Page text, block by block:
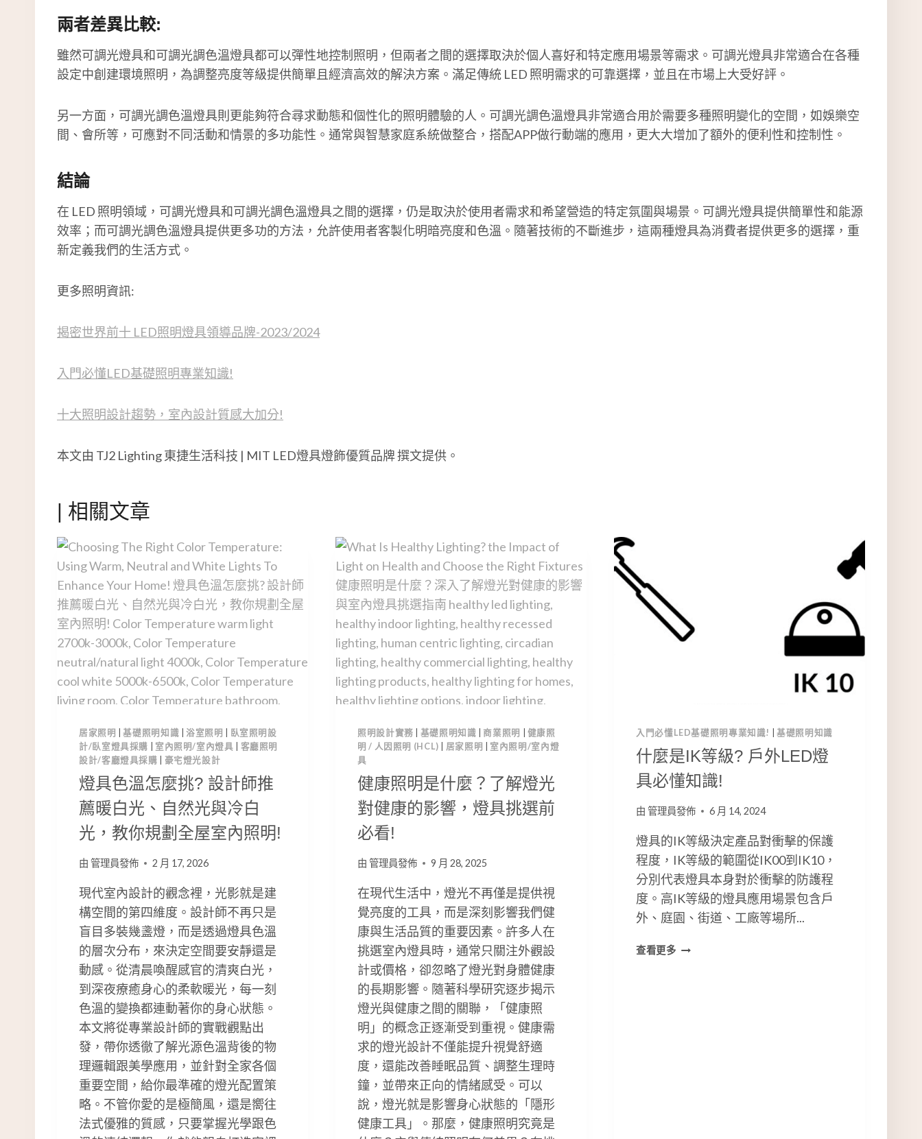
兩者差異比較:
雖然可調光燈具和可調光調色溫燈具都可以彈性地控制照明，但兩者之間的選擇取決於個人喜好和特定應用場景等需求。可調光燈具非常適合在各種
設定中創建環境照明，為調整亮度等級提供簡單且經濟高效的解決方案。滿足傳統 LED 照明需求的可靠選擇，並且在市場上大受好評。
另一方面，可調光調色溫燈具則更能夠符合尋求動態和個性化的照明體驗的人。可調光調色溫燈具非常適合用於需要多種照明變化的空間，如娛樂空
間、會所等，可應對不同活動和情景的多功能性。通常與智慧家庭系統做整合，搭配APP做行動端的應用，更大大增加了額外的便利性和控制性。
結論
在 LED 照明領域，可調光燈具和可調光調色溫燈具之間的選擇，仍是取決於使用者需求和希望營造的特定氛圍與場景。可調光燈具提供簡單性和能源
效率；而可調光調色溫燈具提供更多功的方法，允許使用者客製化明暗亮度和色溫。隨著技術的不斷進步，這兩種燈具為消費者提供更多的選擇，重
新定義我們的生活方式。
更多照明資訊:
揭密世界前十 LED照明燈具領導品牌-2023/2024
入門必懂LED基礎照明專業知識!
十大照明設計趨勢，室內設計質感大加分!
本文由 TJ2 Lighting 東捷生活科技 | MIT LED燈具燈飾優質品牌 撰文提供。
| 相關文章
居家照明 |基礎照明知識 |浴室照明
臥室照明設
計/臥室燈具採購
室內照明/室內燈具
客廳照明
設計/客廳燈具採購
豪宅燈光設計
燈具色溫怎麼挑? 設計師推
薦暖白光、自然光與冷白
光，教你規劃全屋室內照明!
由 管理員發佈 2 月 17, 2026
現代室內設計的觀念裡，光影就是建
構空間的第四維度。設計師不再只是
盲目多裝幾盞燈，而是透過燈具色溫
的層次分布，來決定空間要安靜還是
動感。從清晨喚醒感官的清爽白光，
到深夜療癒身心的柔軟暖光，每一刻
色溫的變換都連動著你的身心狀態。
本文將從專業設計師的實戰觀點出
發，帶你透徹了解光源色溫背後的物
理邏輯跟美學應用，並針對全家各個
重要空間，給你最準確的燈光配置策
略。不管你愛的是極簡風，還是嚮往
法式優雅的質感，只要掌握光學跟色
照明設計實務 基礎照明知識 商業照明
健康照
明 / 人因照明 (HCL)
居家照明
室內照明/室內燈
具
健康照明是什麼？了解燈光
對健康的影響，燈具挑選前
必看!
由 管理員發佈 9 月 28, 2025
在現代生活中，燈光不再僅是提供視
覺亮度的工具，而是深刻影響我們健
康與生活品質的重要因素。許多人在
挑選室內燈具時，通常只關注外觀設
計或價格，卻忽略了燈光對身體健康
的長期影響。隨著科學研究逐步揭示
燈光與健康之間的關聯，「健康照
明」的概念正逐漸受到重視。健康需
求的燈光設計不僅能提升視覺舒適
度，還能改善睡眠品質、調整生理時
鐘，並帶來正向的情緒感受。可以
說，燈光就是影響身心狀態的「隱形
健康工具」。那麼，健康照明究竟是
入門必懂LED基礎照明專業知識! 基礎照明知識
什麼是IK等級? 戶外LED燈
具必懂知識!
由 管理員發佈 6 月 14, 2024
燈具的IK等級決定產品對衝擊的保護
程度，IK等級的範圍從IK00到IK10，
分別代表燈具本身對於衝擊的防護程
度。高IK等級的燈具應用場景包含戶
外、庭園、街道、工廠等場所...
查看更多什